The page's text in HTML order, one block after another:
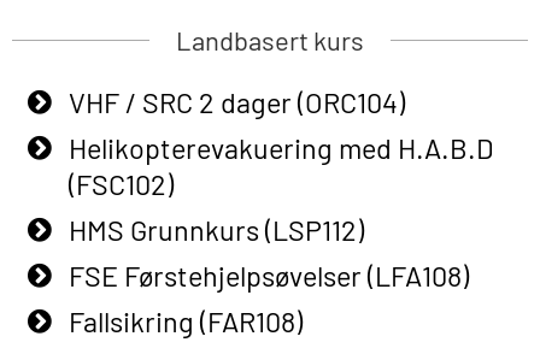
Airpocket with E-learning (English)
Additional Basic Safety Training for
the Norwegian Sector (OBS117)
Grunnleggende Sikkerhetskurs –
Rep. for helikoptermannskap inkl.
HABD (FSC122)
Påbygging fra Offshore Norge til
Passasjer- og Krisehåndtering
STCW Grunnleggende
sikkerhetsopplæring for fiskere
(MBSBLE031)
STCW Grunnleggende
sikkerhetsopplæring for fiskere
oppdatering (MBSBLE032)
STCW Sikkerhetsopplæring for
Landbasert kurs
VHF / SRC 2 dager (ORC104)
Helikopterevakuering med H.A.B.D
(FSC102)
HMS Grunnkurs (LSP112)
FSE Førstehjelpsøvelser (LFA108)
Fallsikring (FAR108)